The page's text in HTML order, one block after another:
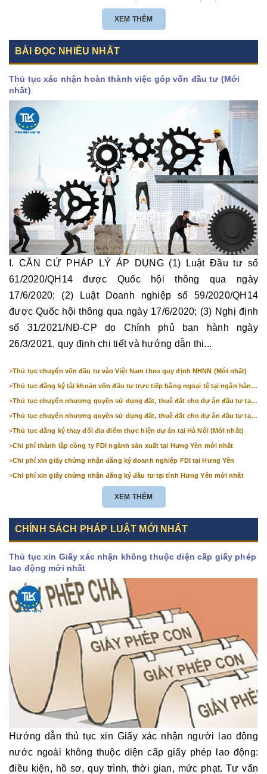
ĐƯỢC KHÔNG? NHỮNG ĐIỀU KIỆN ĐỂ CÔNG TY NƯỚC NGOÀI THÀNH LẬP
XEM THÊM
BÀI ĐỌC NHIỀU NHẤT
Thủ tục xác nhận hoàn thành việc góp vốn đầu tư (Mới
nhất)
I. CĂN CỨ PHÁP LÝ ÁP DỤNG (1) Luật Đầu tư số
61/2020/QH14 được Quốc hội thông qua ngày
17/6/2020; (2) Luật Doanh nghiệp số 59/2020/QH14
được Quốc hội thông qua ngày 17/6/2020; (3) Nghị định
số 31/2021/NĐ-CP do Chính phủ ban hành ngày
26/3/2021, quy định chi tiết và hướng dẫn thi...
>Thủ tục chuyển vốn đầu tư vào Việt Nam theo quy định NHNN (Mới nhất)
>Thủ tục đăng ký tài khoản vốn đầu tư trực tiếp bằng ngoại tệ tại ngân hàng
>Thủ tục chuyển nhượng quyền sử dụng đất, thuê đất cho dự án đầu tư tại
>Thủ tục chuyển nhượng quyền sử dụng đất, thuê đất cho dự án đầu tư tại
>Thủ tục đăng ký thay đổi địa điểm thực hiện dự án tại Hà Nội (Mới nhất)
>Chi phí thành lập công ty FDI ngành sản xuất tại Hưng Yên mới nhất
>Chi phí xin giấy chứng nhận đăng ký doanh nghiệp FDI tại Hưng Yên
>Chi phí xin giấy chứng nhận đăng ký đầu tư tại tỉnh Hưng Yên mới nhất
XEM THÊM
CHÍNH SÁCH PHÁP LUẬT MỚI NHẤT
Thủ tục xin Giấy xác nhận không thuộc diện cấp giấy phép
lao động mới nhất
Hướng dẫn thủ tục xin Giấy xác nhận người lao động
nước ngoài không thuộc diện cấp giấy phép lao động:
điều kiện, hồ sơ, quy trình, thời gian, mức phạt. Tư vấn